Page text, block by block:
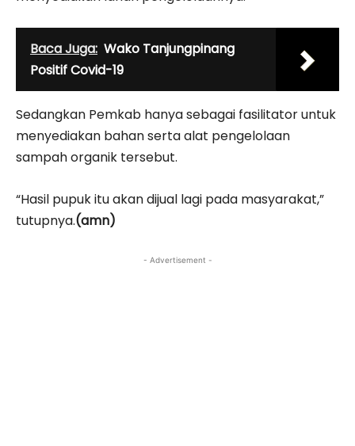
Baca Juga: Wako Tanjungpinang
Positif Covid-19
Sedangkan Pemkab hanya sebagai fasilitator untuk
menyediakan bahan serta alat pengelolaan
sampah organik tersebut.
“Hasil pupuk itu akan dijual lagi pada masyarakat,”
tutupnya.(amn)
- Advertisement -